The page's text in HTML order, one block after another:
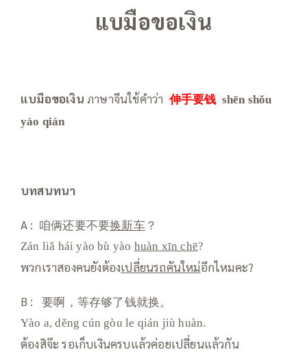
แบมือขอเงิน
แบมือขอเงิน ภาษาจีนใช้คำว่า伸手要钱 shēn shǒu
yào qián
บทสนทนา
A : 咱俩还要不要换新车？
Zán liǎ hái yào bù yào huàn xīn chē?
พวกเราสองคนยังต้องเปลี่ยนรถคันใหม่อีกไหมคะ?
B : 要啊，等存够了钱就换。
Yào a, děng cún gòu le qián jiù huàn.
ต้องสิจ๊ะ รอเก็บเงินครบแล้วค่อยเปลี่ยนแล้วกัน